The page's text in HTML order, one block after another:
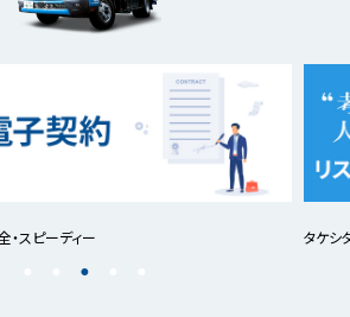
・スピーディー タケシ